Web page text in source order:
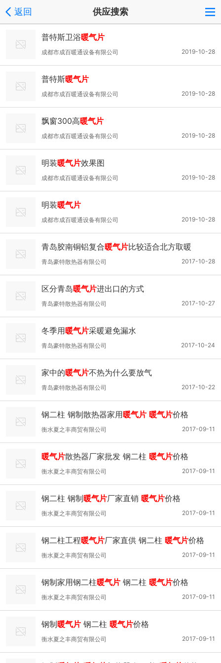
返回 供应搜索
普特斯卫浴暖气片
2019-10-28
成都市成百暖通设备有限公司
普特斯暖气片
2019-10-28
成都市成百暖通设备有限公司
飘窗300高暖气片
2019-10-28
成都市成百暖通设备有限公司
明装暖气片效果图
2019-10-28
成都市成百暖通设备有限公司
明装暖气片
2019-10-28
成都市成百暖通设备有限公司
青岛胶南铜铝复合暖气片比较适合北方取暖
2017-10-28
青岛豪特散热器有限公司
区分青岛暖气片进出口的方式
2017-10-27
青岛豪特散热器有限公司
冬季用暖气片采暖避免漏水
2017-10-24
青岛豪特散热器有限公司
家中的暖气片不热为什么要放气
2017-10-22
青岛豪特散热器有限公司
钢二柱 钢制散热器家用暖气片 暖气片价格
2017-09-11
衡水夏之丰商贸有限公司
暖气片散热器厂家批发 钢二柱 暖气片价格
2017-09-11
衡水夏之丰商贸有限公司
钢二柱 钢制暖气片厂家直销 暖气片价格
2017-09-11
衡水夏之丰商贸有限公司
钢二柱工程暖气片厂家直供 钢二柱 暖气片价格
2017-09-11
衡水夏之丰商贸有限公司
钢制家用钢二柱暖气片 钢二柱 暖气片价格
2017-09-11
衡水夏之丰商贸有限公司
钢制暖气片 钢二柱 暖气片价格
2017-09-11
衡水夏之丰商贸有限公司